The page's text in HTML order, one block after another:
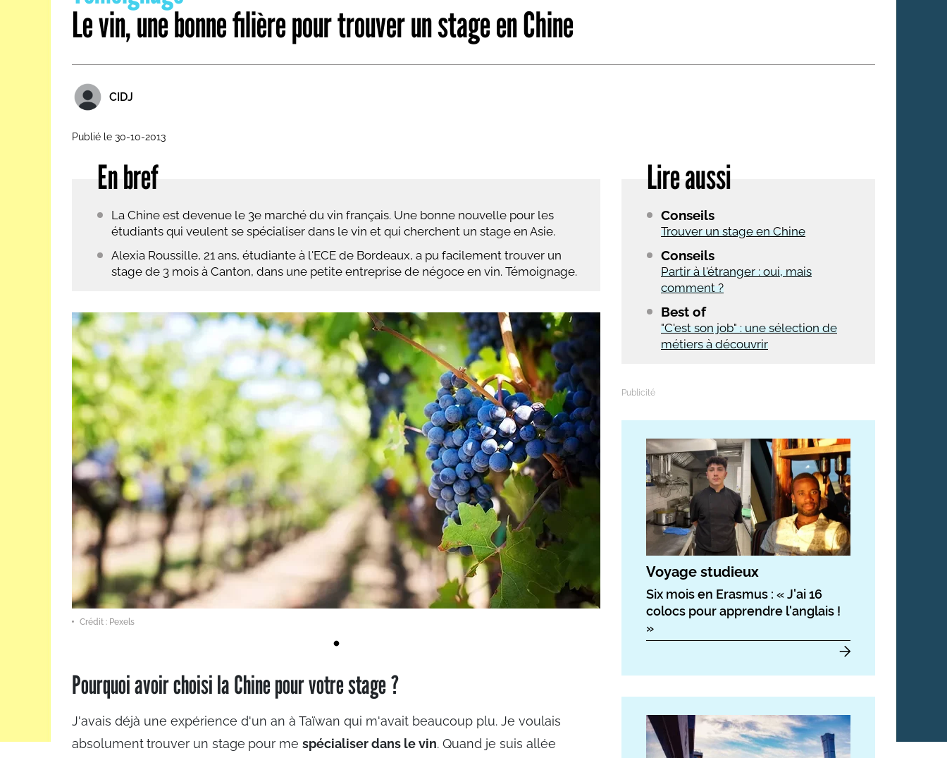
Les métiers par ordre alphabétique Après la 3eme
Avec nos focus métiers
Les secteurs qui embauchent
Le vin, une bonne filière pour trouver un stage en Chine
CIDJ
Publié le 30-10-2013
En bref
La Chine est devenue le 3e marché du vin français. Une bonne nouvelle pour les
étudiants qui veulent se spécialiser dans le vin et qui cherchent un stage en Asie.
Alexia Roussille, 21 ans, étudiante à l'ECE de Bordeaux, a pu facilement trouver un
stage de 3 mois à Canton, dans une petite entreprise de négoce en vin. Témoignage.
Crédit : Pexels
Pourquoi avoir choisi la Chine pour votre stage ?
J'avais déjà une expérience d'un an à Taïwan qui m'avait beaucoup plu. Je voulais
absolumenttrouver un stage pour me spécialiser dans le vin. Quand je suis allée
Lire aussi
Conseils
Trouver un stage en Chine
Conseils
Partir à l'étranger : oui, mais
comment ?
Best of
"C'est son job" : une sélection de
métiers à découvrir
Voyage studieux
Six mois en Erasmus : « J'ai 16
colocs pour apprendre l'anglais !
»